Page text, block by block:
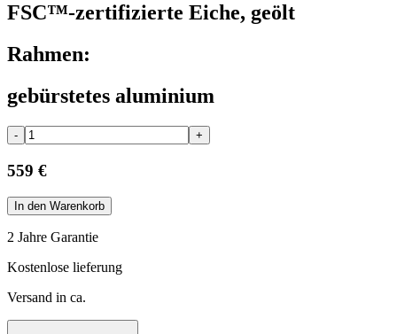
FSC™-zertifizierte Eiche, geölt
Rahmen:
gebürstetes aluminium
- +
559 €
In den Warenkorb
2 Jahre Garantie
Kostenlose lieferung
Versand in ca.